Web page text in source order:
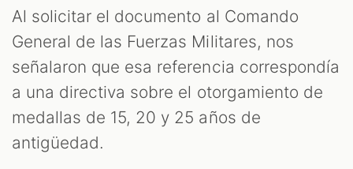
Al solicitar el documento al Comando
General de las Fuerzas Militares, nos
señalaron que esa referencia correspondía
a una directiva sobre el otorgamiento de
medallas de 15, 20 y 25 años de
antigüedad.